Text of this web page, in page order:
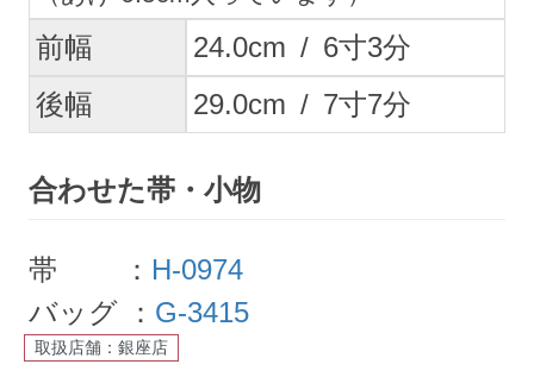
前幅 24.0cm / 6寸3分
後幅
29.0cm / 7寸7分
合わせた帯・小物
帯 ： H-0974
バッグ ： G-3415
取扱店舗：銀座店